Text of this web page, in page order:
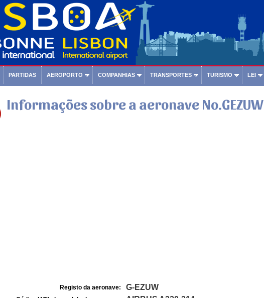
PARTIDAS AEROPORTO COMPANHIAS TRANSPORTES TURISMO LEI
Informações sobre a aeronave No.GEZUW
Registo da aeronave: G-EZUW